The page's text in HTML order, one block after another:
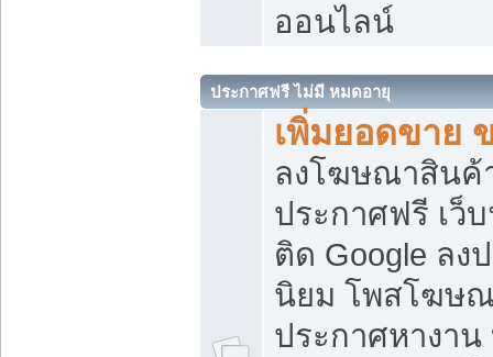
ออนไลน์
ประกาศฟรี ไม่มี หมดอายุ
เพิ่มยอดขาย
ลงโฆษณาสิน
ประกาศฟรี เว็
ติด Google ลง
นิยม โพสโฆษ
ประกาศหางาน